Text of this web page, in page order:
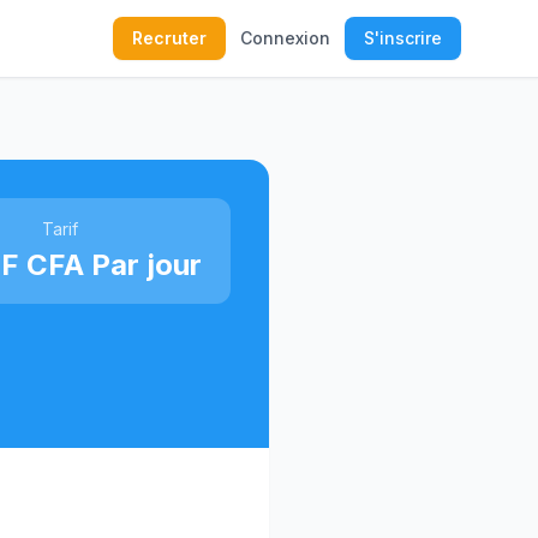
Recruter Connexion S'inscrire
Tarif
CFA Par jour